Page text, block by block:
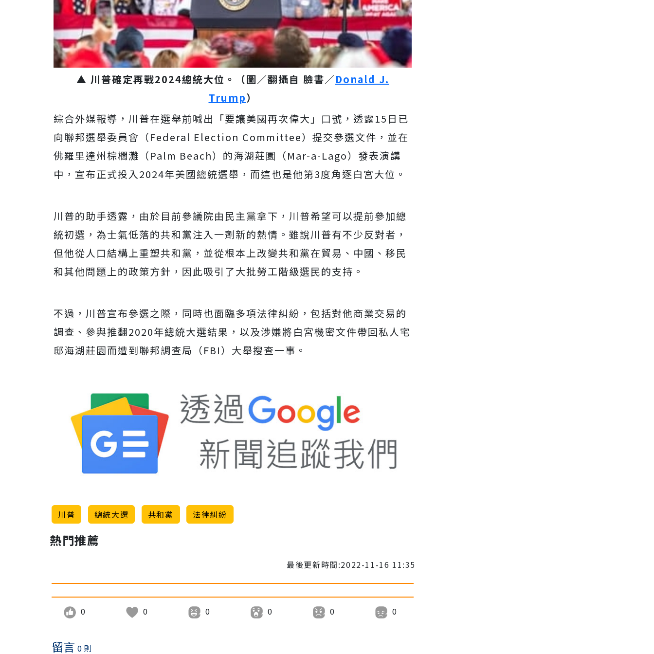
▲ 川普確定再戰2024總統大位。（圖／翻攝自 臉書／Donald J.
Trump）
綜合外媒報導，川普在選舉前喊出「要讓美國再次偉大」口號，透露15日已
向聯邦選舉委員會（Federal Election Committee）提交參選文件，並在
佛羅里達州棕櫚灘（Palm Beach）的海湖莊園（Mar-a-Lago）發表演講
中，宣布正式投入2024年美國總統選舉，而這也是他第3度角逐白宮大位。
川普的助手透露，由於目前參議院由民主黨拿下，川普希望可以提前參加總
統初選，為士氣低落的共和黨注入一劑新的熱情。雖說川普有不少反對者，
但他從人口結構上重塑共和黨，並從根本上改變共和黨在貿易、中國、移民
和其他問題上的政策方針，因此吸引了大批勞工階級選民的支持。
不過，川普宣布參選之際，同時也面臨多項法律糾紛，包括對他商業交易的
調查、參與推翻2020年總統大選結果，以及涉嫌將白宮機密文件帶回私人宅
邸海湖莊園而遭到聯邦調查局（FBI）大舉搜查一事。
川普 總統大選 共和黨 法律糾紛
熱門推薦
最後更新時間:2022-11-16 11:35
0 0 0 0 0 0